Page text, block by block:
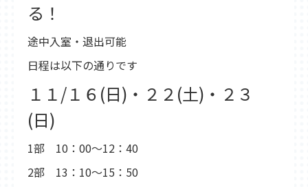
る！
途中入室・退出可能
日程は以下の通りです
１１/１６(日)・２２(土)・２３
(日)
1部 10：00～12：40
2部 13：10～15：50